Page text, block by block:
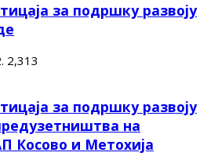
за подршку развоју
2,313
за подршку развоју
на
Косово и Метохија